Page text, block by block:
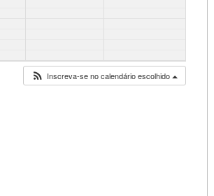
Inscreva-se no calendário escolhido